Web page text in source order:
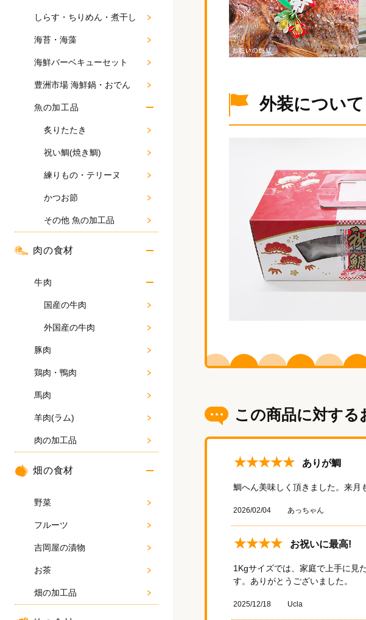
しらす・ちりめん・煮干し
海苔・海藻
海鮮バーベキューセット
豊洲市場 海鮮鍋・おでん
魚の加工品
炙りたたき
祝い鯛(焼き鯛)
練りもの・テリーヌ
かつお節
その他 魚の加工品
肉の食材
牛肉
国産の牛肉
外国産の牛肉
豚肉
鶏肉・鴨肉
馬肉
羊肉(ラム)
肉の加工品
畑の食材
野菜
フルーツ
吉岡屋の漬物
お茶
畑の加工品
外装について
この商品に対する
★★★★★ありが鯛
鯛へん美味しく頂きました。来月
2026/02/04 あっちゃん
★★★★お祝いに最高!
1Kgサイズでは、家庭で上手に見
す。ありがとうございました。
2025/12/18 Ucla